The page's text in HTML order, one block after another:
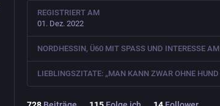
REGISTRIERT AM
01. Dez. 2022